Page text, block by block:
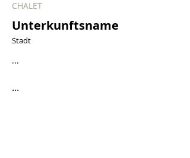
CHALET
Unterkunftsname
Stadt
...
...